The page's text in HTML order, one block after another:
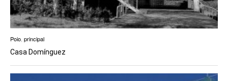
Poio, principal
Casa Domínguez